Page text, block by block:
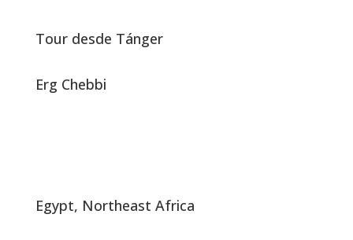
Tour desde Tánger
Erg Chebbi
Egypt, Northeast Africa